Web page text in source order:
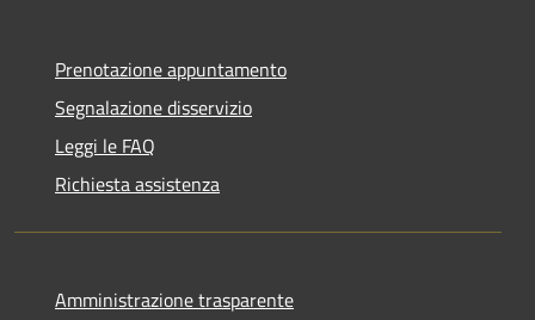
Prenotazione appuntamento
Segnalazione disservizio
Leggi le FAQ
Richiesta assistenza
Amministrazione trasparente